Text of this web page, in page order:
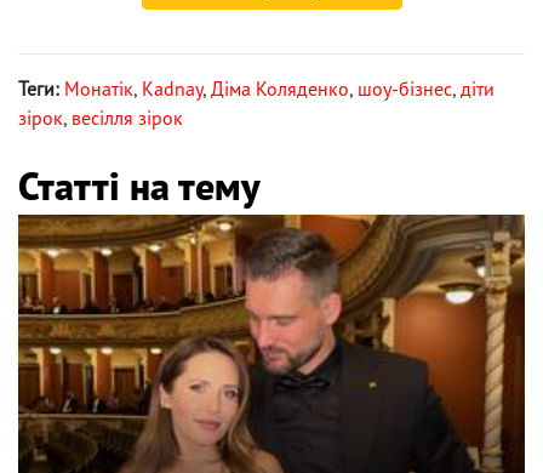
Теги: Монатік, Kadnay, Діма Коляденко, шоу-бізнес, діти
зірок, весілля зірок
Статті на тему